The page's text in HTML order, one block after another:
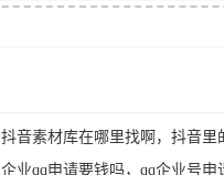
抖音素材库在哪里找啊，抖音里
企业qq申请要钱吗，qq企业号申